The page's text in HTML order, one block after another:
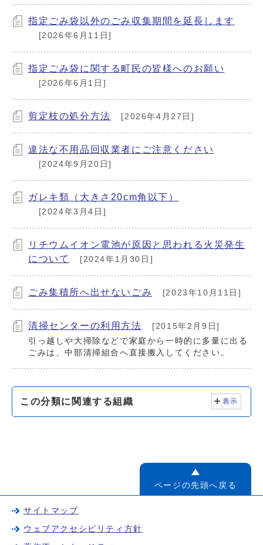
指定ごみ袋以外のごみ収集期間を延長します
[2026年6月11日]
指定ごみ袋に関する町民の皆様へのお願い
[2026年6月1日]
剪定枝の処分方法 [2026年4月27日]
違法な不用品回収業者にご注意ください
[2024年9月20日]
ガレキ類（大きさ20cm角以下）
[2024年3月4日]
リチウムイオン電池が原因と思われる火災発生
について
[2024年1月30日]
ごみ集積所へ出せないごみ [2023年10月11日]
清掃センターの利用方法
[2015年2月9日]
引っ越しや大掃除などで家庭から一時的に多量に出る
ごみは、中部清掃組合へ直接搬入してください。
この分類に関連する組織 表示
ページの先頭へ戻る
サイトマップ
ウェブアクセシビリティ方針